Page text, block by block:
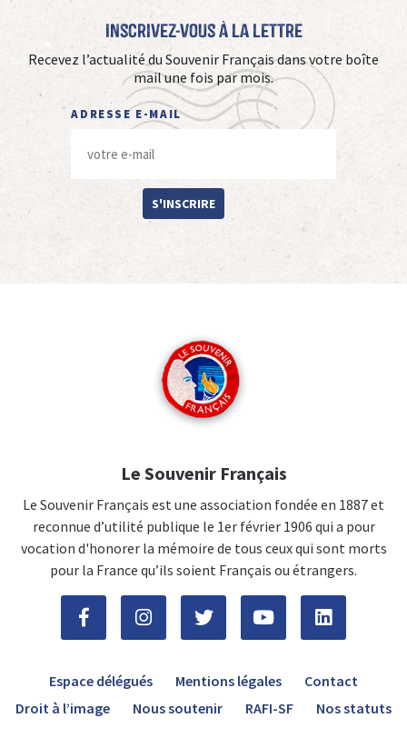
Inscrivez-vous à La Lettre
Recevez l’actualité du Souvenir Français dans votre boîte
mail une fois par mois.
ADRESSE E-MAIL
S'INSCRIRE
Le Souvenir Français
Le Souvenir Français est une association fondée en 1887 et
reconnue d’utilité publique le 1er février 1906 qui a pour
vocation d'honorer la mémoire de tous ceux qui sont morts
pour la France qu’ils soient Français ou étrangers.
Espace délégués Mentions légales
Contact
Droit à l’image
Nous soutenir RAFI-SF Nos statuts